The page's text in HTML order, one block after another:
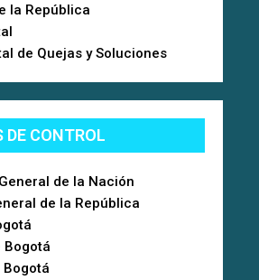
la República
de Quejas y Soluciones
DE CONTROL
de la Nación
de la República
Bogotá